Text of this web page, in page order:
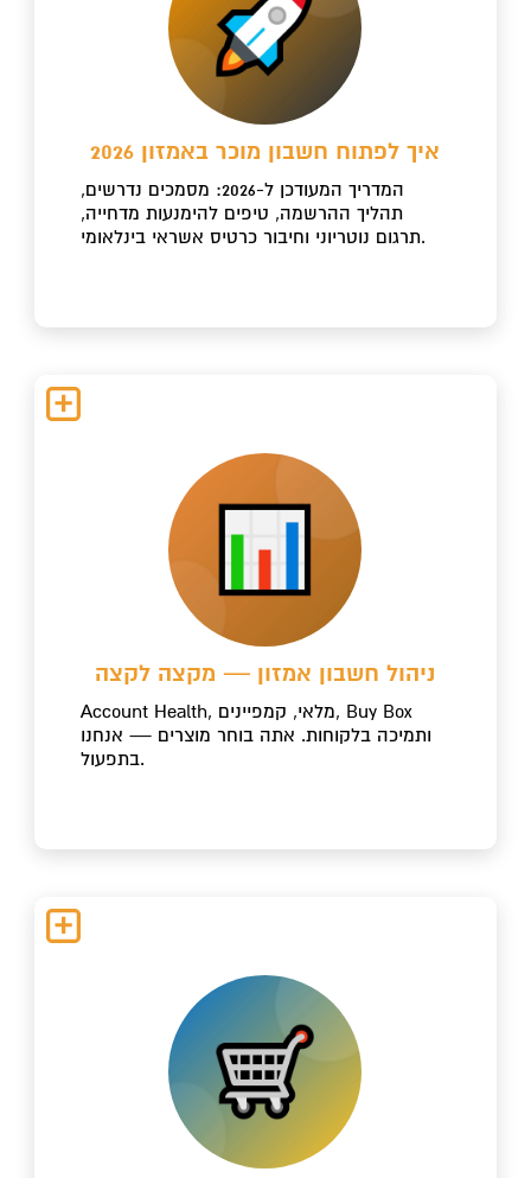
איך לפתוח חשבון מוכר באמזון 2026
המדריך המעודכן ל-2026: מסמכים נדרשים,
תהליך ההרשמה, טיפים להימנעות מדחייה,
תרגום נוטריוני וחיבור כרטיס אשראי בינלאומי.
ניהול חשבון אמזון — מקצה לקצה
Account Health, מלאי, קמפיינים, Buy Box
ותמיכה בלקוחות. אתה בוחר מוצרים — אנחנו
בתפעול.